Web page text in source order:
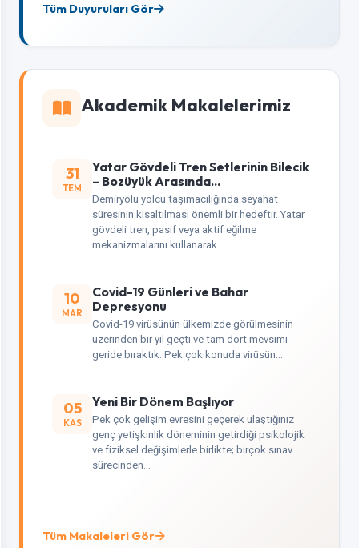
Tüm Duyuruları Gör
Akademik Makalelerimiz
31
TEM
Yatar Gövdeli Tren Setlerinin Bilecik
– Bozüyük Arasında...
Demiryolu yolcu taşımacılığında seyahat
süresinin kısaltılması önemli bir hedeftir. Yatar
gövdeli tren, pasif veya aktif eğilme
mekanizmalarını kullanarak…
10
MAR
Covid-19 Günleri ve Bahar
Depresyonu
Covid-19 virüsünün ülkemizde görülmesinin
üzerinden bir yıl geçti ve tam dört mevsimi
geride bıraktık. Pek çok konuda virüsün…
05
KAS
Yeni Bir Dönem Başlıyor
Pek çok gelişim evresini geçerek ulaştığınız
genç yetişkinlik döneminin getirdiği psikolojik
ve fiziksel değişimlerle birlikte; birçok sınav
sürecinden…
Tüm Makaleleri Gör